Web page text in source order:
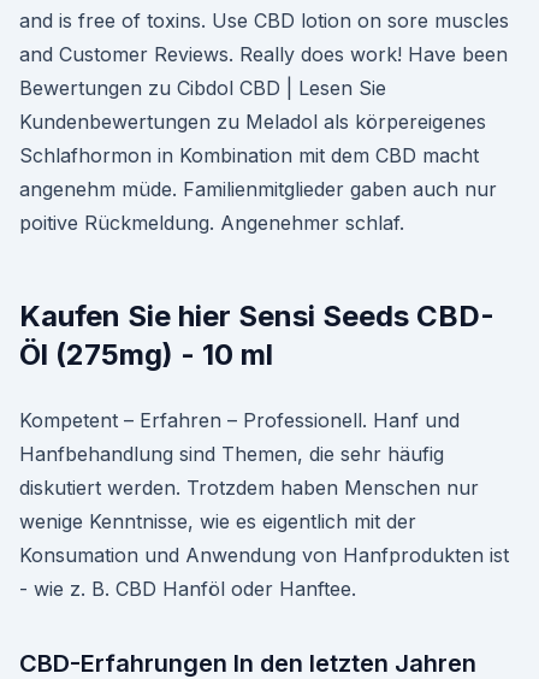
and is free of toxins. Use CBD lotion on sore muscles
and Customer Reviews. Really does work! Have been
Bewertungen zu Cibdol CBD | Lesen Sie
Kundenbewertungen zu Meladol als körpereigenes
Schlafhormon in Kombination mit dem CBD macht
angenehm müde. Familienmitglieder gaben auch nur
poitive Rückmeldung. Angenehmer schlaf.
Kaufen Sie hier Sensi Seeds CBD-
Öl (275mg) - 10 ml
Kompetent – Erfahren – Professionell. Hanf und
Hanfbehandlung sind Themen, die sehr häufig
diskutiert werden. Trotzdem haben Menschen nur
wenige Kenntnisse, wie es eigentlich mit der
Konsumation und Anwendung von Hanfprodukten ist
- wie z. B. CBD Hanföl oder Hanftee.
CBD-Erfahrungen In den letzten Jahren